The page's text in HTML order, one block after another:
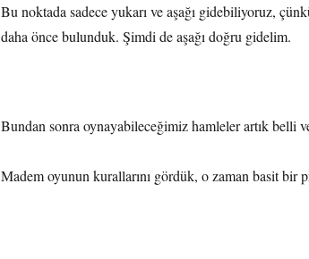
Bu noktada sadece yukarı ve aşağı gidebiliyoruz,
daha önce bulunduk. Şimdi de aşağı doğru gidelim.
Bundan sonra oynayabileceğimiz hamleler artık belli
Madem oyunun kurallarını gördük, o zaman basit bir